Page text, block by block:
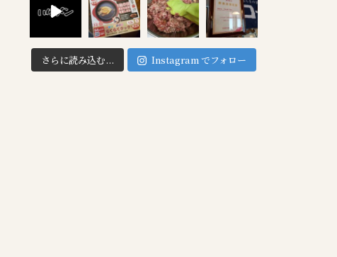
さらに読み込む... Instagram でフォロー